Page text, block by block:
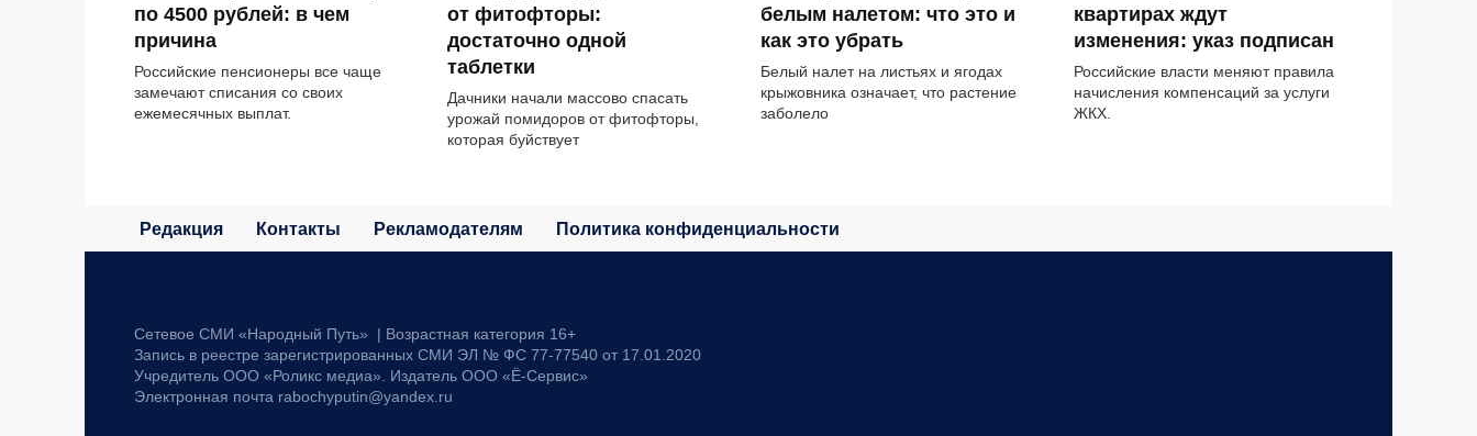
по 4500 рублей: в чем
причина
Российские пенсионеры все чаще
замечают списания со своих
ежемесячных выплат.
от фитофторы:
достаточно одной
таблетки
Дачники начали массово спасать
урожай помидоров от фитофторы,
которая буйствует
белым налетом: что это и
как это убрать
Белый налет на листьях и ягодах
крыжовника означает, что растение
заболело
квартирах ждут
изменения: указ подписан
Российские власти меняют правила
начисления компенсаций за услуги
ЖКХ.
Редакция Контакты Рекламодателям Политика конфиденциальности
Сетевое СМИ «Народный Путь» | Возрастная категория 16+
Запись в реестре зарегистрированных СМИ ЭЛ № ФС 77-77540 от 17.01.2020
Учредитель ООО «Роликс медиа». Издатель ООО «Ё-Сервис»
Электронная почта rabochyputin@yandex.ru